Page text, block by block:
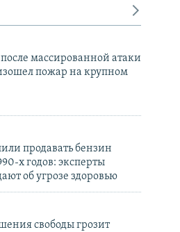
массированной атаки
пожар на крупном
продавать бензин
х годов: эксперты
об угрозе здоровью
свободы грозит